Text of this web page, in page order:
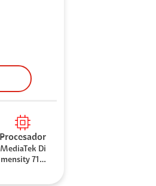
Procesador
MediaTek Di
mensity 710